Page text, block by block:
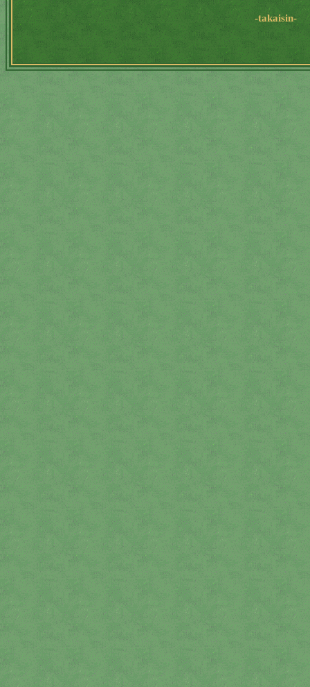
-takaisin-